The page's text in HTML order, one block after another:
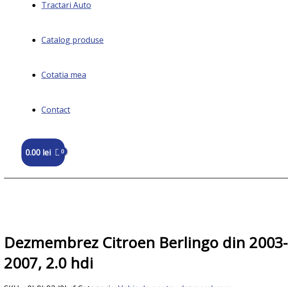
Tractari Auto
Catalog produse
Cotatia mea
Contact
0.00 lei
Dezmembrez Citroen Berlingo din 2003-
2007, 2.0 hdi